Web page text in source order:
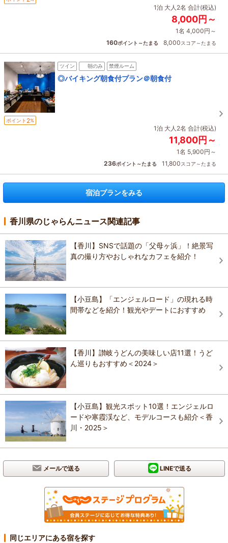
1泊 大人2名 合計(税込)
8,000円～
1名 4,000円～
160ポイント～たまる 8,000スコア～たまる
ツイン 朝のみ 禁煙ルーム
◎バイキング朝食付プラン＠朝食付
ポイント 2%
1泊 大人2名 合計(税込)
11,800円～
1名 5,900円～
236ポイント～たまる 11,800スコア～たまる
宿泊プランをみる
香川県のじゃらんニュース関連記事
【香川】SNSで話題の「父母ヶ浜」！絶景写
真の撮り方やおしゃれなカフェを紹介！
【小豆島】「エンジェルロード」の現れる時
間帯などを紹介！観光やデートにおすすめ
【香川】讃岐うどんの美味しい店11選！うど
ん巡りもおすすめ＜2024＞
【小豆島】観光スポット10選！エンジェルロ
ードや寒霞渓など、モデルコースも紹介＜香
川・2025＞
メールで送る LINEで送る
同じエリアにある宿を探す